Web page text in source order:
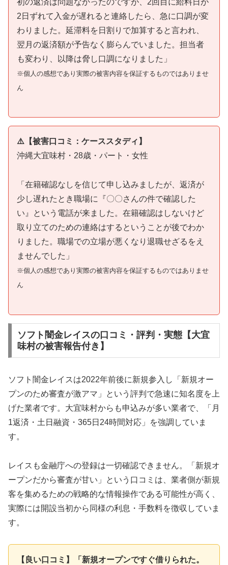
2日ずれて入金が遅れると連絡したら、急に口調が変
わりました。延滞料を日割りで加算すると言われ、
翌月の返済額が予告なく膨らんでいました。担当者
も変わり、以降は脅し口調になりました」
※個人の感想であり実際の被害内容を保証するものではありませ
ん
⚠️【被害口コミ：ケーススタディ】
沖縄大宜味村・28歳・パート・女性
「在籍確認なしを信じて申し込みましたが、返済が
少し遅れたとき職場に『〇〇さんの件で確認した
い』という電話が来ました。在籍確認はしないけど
取り立てのための連絡はするということが後でわか
りました。職場での立場が悪くなり退職せざるをえ
ませんでした」
※個人の感想であり実際の被害内容を保証するものではありませ
ん
ソフト闇金レイスの口コミ・評判・実態【大宜
味村の被害報告付き】
ソフト闇金レイスは2022年前後に新規参入し「新規オー
プンのため審査が激アマ」という評判で急速に知名度を上
げた業者です。大宜味村からも申込みが多い業者で、「月
1返済・土日融資・365日24時間対応」を強調していま
す。
レイスも金融庁への登録は一切確認できません。「新規オ
ープンだから審査が甘い」という口コミは、業者側が新規
客を集めるための戦略的な情報操作である可能性が高く、
実際には開設当初から同様の利息・手数料を徴収していま
す。
【良い口コミ】「新規オープンですぐ借りられた。